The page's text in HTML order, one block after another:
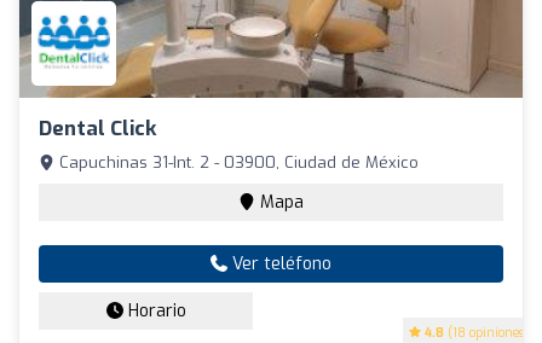
Dental Click
4.8 (18 opiniones)
Capuchinas 31-Int. 2 - 03900, Ciudad de México
Mapa
Ver teléfono
Horario